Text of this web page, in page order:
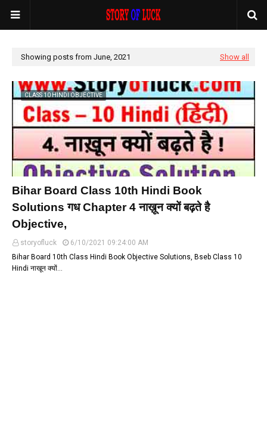
Showing posts from June, 2021 Show all
CLASS 10 HINDI OBJECTIVE
Bihar Board Class 10th Hindi Book
Solutions गध Chapter 4 नाख़ून क्यों बढ़ते है
Objective,
storyofluck
6/10/2021 09:24:00 AM
Bihar Board 10th Class Hindi Book Objective Solutions, Bseb Class 10
Hindi नाखून क्यों…